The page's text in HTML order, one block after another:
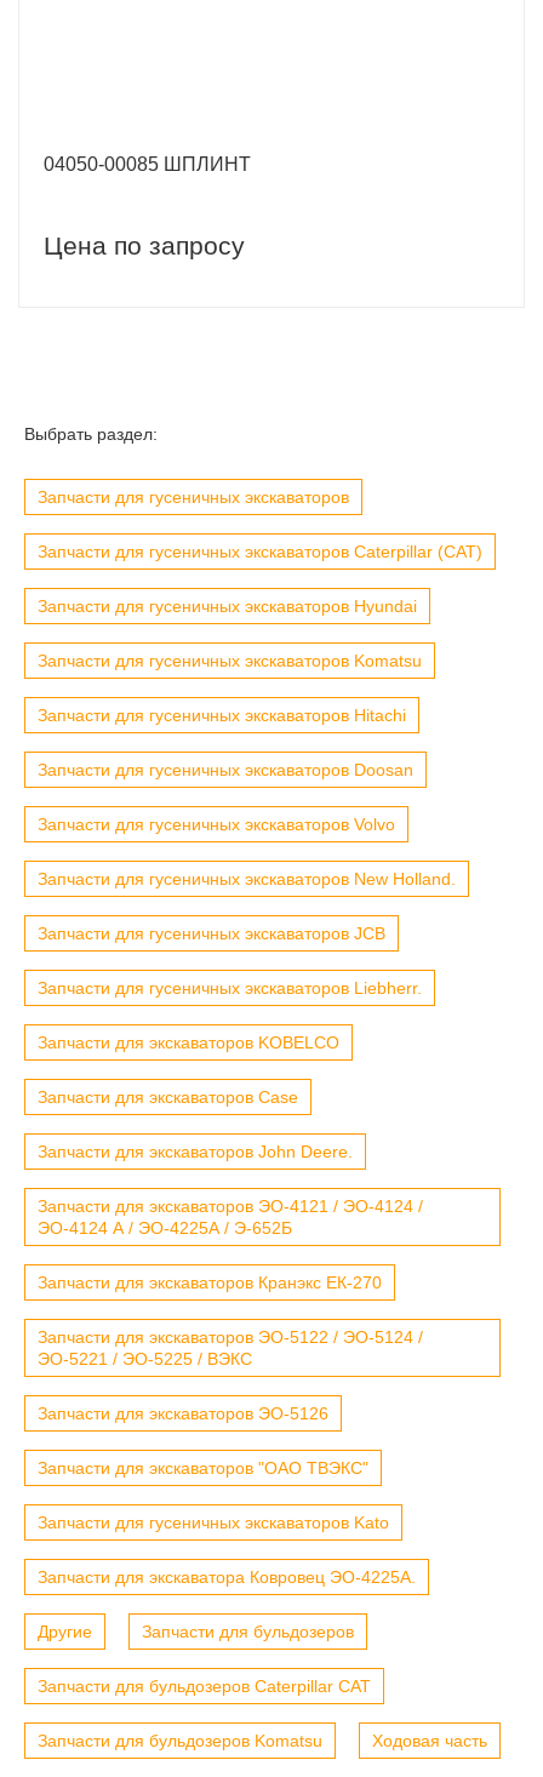
04050-00085 ШПЛИНТ
Цена по запросу
Выбрать раздел:
Запчасти для гусеничных экскаваторов
Запчасти для гусеничных экскаваторов Caterpillar (CAT)
Запчасти для гусеничных экскаваторов Hyundai
Запчасти для гусеничных экскаваторов Komatsu
Запчасти для гусеничных экскаваторов Hitachi
Запчасти для гусеничных экскаваторов Doosan
Запчасти для гусеничных экскаваторов Volvo
Запчасти для гусеничных экскаваторов New Holland.
Запчасти для гусеничных экскаваторов JCB
Запчасти для гусеничных экскаваторов Liebherr.
Запчасти для экскаваторов KOBELCO
Запчасти для экскаваторов Case
Запчасти для экскаваторов John Deere.
Запчасти для экскаваторов ЭО-4121 / ЭО-4124 /
ЭО-4124 А / ЭО-4225А / Э-652Б
Запчасти для экскаваторов Кранэкс ЕК-270
Запчасти для экскаваторов ЭО-5122 / ЭО-5124 /
ЭО-5221 / ЭО-5225 / ВЭКС
Запчасти для экскаваторов ЭО-5126
Запчасти для экскаваторов "ОАО ТВЭКС"
Запчасти для гусеничных экскаваторов Kato
Запчасти для экскаватора Ковровец ЭО-4225А.
Другие Запчасти для бульдозеров
Запчасти для бульдозеров Caterpillar CAT
Запчасти для бульдозеров Komatsu Ходовая часть